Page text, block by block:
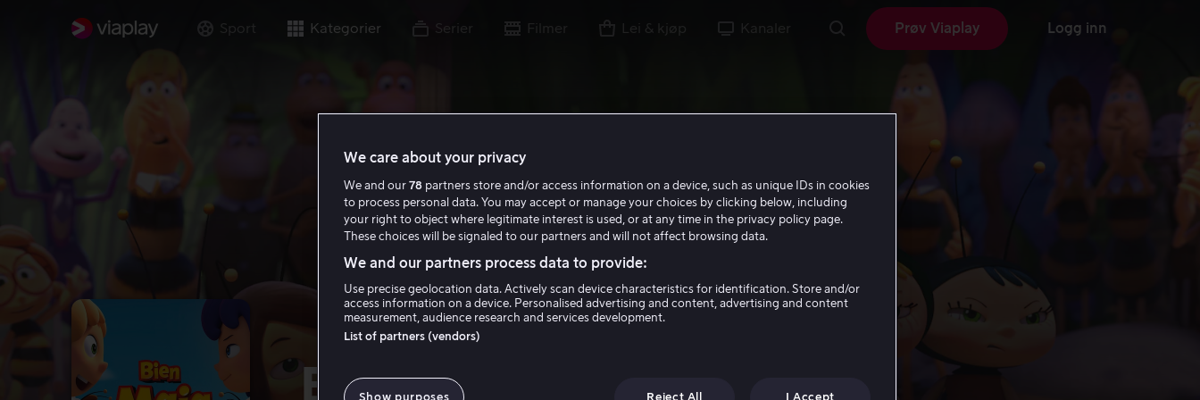
Sport Kategorier Serier Filmer Lei & kjøp Kanaler Prøv Viaplay Logg inn
Bien Maja 2 -
We care about your privacy
We and our 78 partners store and/or access information on a device, such as unique IDs in cookies
to process personal data. You may accept or manage your choices by clicking below, including
your right to object where legitimate interest is used, or at any time in the privacy policy page.
These choices will be signaled to our partners and will not affect browsing data.
We and our partners process data to provide:
Use precise geolocation data. Actively scan device characteristics for identification. Store and/or
access information on a device. Personalised advertising and content, advertising and content
measurement, audience research and services development.
List of partners (vendors)
Show purposes Reject All I Accept